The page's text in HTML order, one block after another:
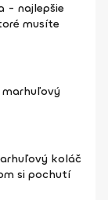
- najlepšie
musíte
koláč
si pochutí